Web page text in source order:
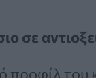
σε
προφίλ του